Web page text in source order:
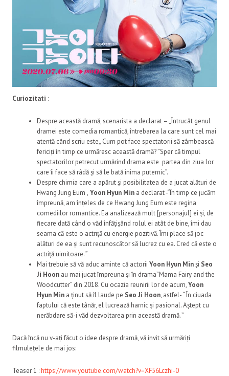
Curiozitati :
Despre această dramă, scenarista a declarat – „Întrucât genul
dramei este comedia romantică, întrebarea la care sunt cel mai
atentă când scriu este„ Cum pot face spectatorii să zâmbească
fericiți în timp ce urmăresc această dramă? ”Sper că timpul
spectatorilor petrecut urmărind drama este partea din ziua lor
care îi face să râdă și să le bată inima puternic”.
Despre chimia care a apărut și posibilitatea de a jucat alături de
Hwang Jung Eum , Yoon Hyun Mina declarat -“În timp ce jucăm
împreună, am înțeles de ce Hwang Jung Eum este regina
comediilor romantice. Ea analizează mult [personajul] ei și, de
fiecare dată când o văd înfățișând rolul ei atât de bine, îmi dau
seama că este o actriță cu energie pozitivă. Îmi place să joc
alături de ea și sunt recunoscător să lucrez cu ea. Cred că este o
actriță uimitoare. ”
Mai trebuie să vă aduc aminte că actorii Yoon Hyun Minși Seo
Ji Hoonau mai jucat împreuna și în drama”Mama Fairy and the
Woodcutter” din 2018. Cu ocazia reunirii lor de acum,Yoon
Hyun Mina ținut să îl laude pe Seo Ji Hoon, astfel- “ În ciuada
faptului că este tânăr, el lucrează harnic și pasional. Aștept cu
nerăbdare să-i văd dezvoltarea prin această dramă. ”
Dacă încă nu v-ați făcut o idee despre dramă, vă invit să urmăriți
filmulețele de mai jos:
Teaser 1 :https://www.youtube.com/watch?v=XF56Lczhi-0